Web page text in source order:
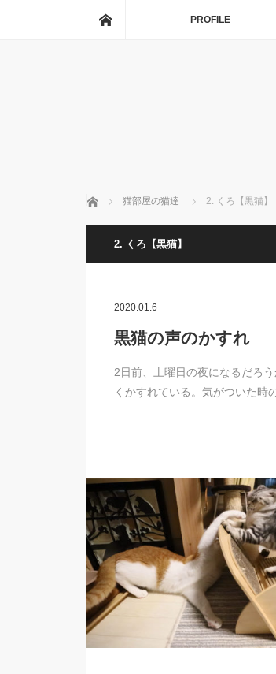
PROFILE
ホーム 猫部屋の猫達 2. くろ【黒猫】
2. くろ【黒猫】
2020.01.6
黒猫の声のかすれ
2日前、土曜日の夜になるだろ
くかすれている。気がついた時